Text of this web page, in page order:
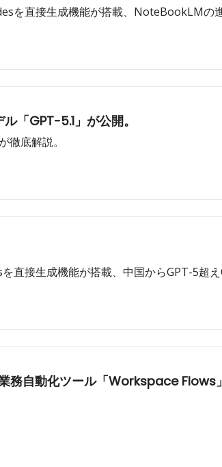
を直接生成機能が搭載、NoteBookLMの
「GPT-5.1」が公開。
徹底解説。
直接生成機能が搭載、中国からGPT-5超
務自動化ツール「Workspace Flows